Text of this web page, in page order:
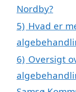
Nordby?
5) Hvad er
6) Oversigt